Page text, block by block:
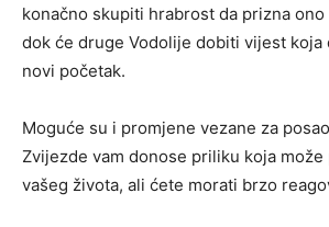
konačno skupiti hrabrost da prizna
dok će druge Vodolije dobiti vijest koja
novi početak.
Moguće su i promjene vezane za
Zvijezde vam donose priliku koja
vašeg života, ali ćete morati brzo